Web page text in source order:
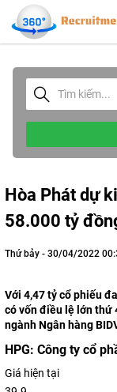
Hòa Phát dự
58.000 tỷ
Thứ bảy - 30/04/2022
Với 4,47 tỷ cổ phiếu
có vốn điều lệ lớn thứ
ngành Ngân hàng
HPG: Công ty cổ
Giá hiện tại